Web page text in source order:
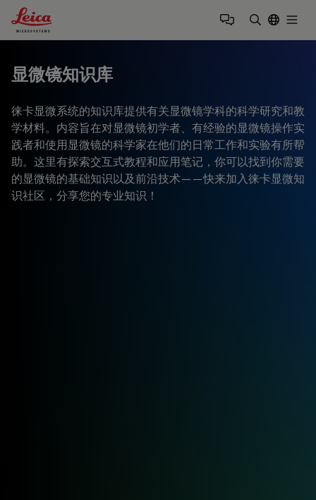
Leica Microsystems Logo
显微镜知识库
徕卡显微系统的知识库提供有关显微镜学科的科学研究和教
学材料。内容旨在对显微镜初学者、有经验的显微镜操作实
践者和使用显微镜的科学家在他们的日常工作和实验有所帮
助。这里有探索交互式教程和应用笔记，你可以找到你需要
的显微镜的基础知识以及前沿技术——快来加入徕卡显微知
识社区，分享您的专业知识！